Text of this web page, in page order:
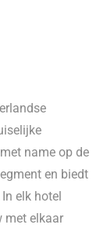
name op de
en biedt
elk hotel
met elkaar